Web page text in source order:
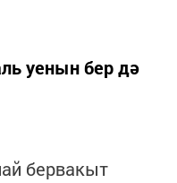
уенын бер дә
бервакыт